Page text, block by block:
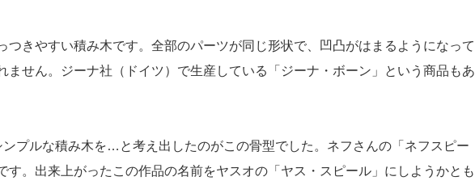
つきやすい積み木です。全部のパーツが同じ形状で、凹凸がはまるようになって
ません。ジーナ社（ドイツ）で生産している「ジーナ・ボーン」という商品もあ
プルな積み木を…と考え出したのがこの骨型でした。ネフさんの「ネフスピー
す。出来上がったこの作品の名前をヤスオの「ヤス・スピール」にしようかとも